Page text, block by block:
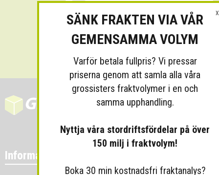
Skicka
Information
X
SÄNK FRAKTEN VIA VÅR
GEMENSAMMA VOLYM
Varför betala fullpris? Vi pressar
priserna genom att samla alla våra
grossisters fraktvolymer i en och
samma upphandling.
Nyttja våra stordriftsfördelar på över
150 milj i fraktvolym!
Boka 30 min kostnadsfri fraktanalys?